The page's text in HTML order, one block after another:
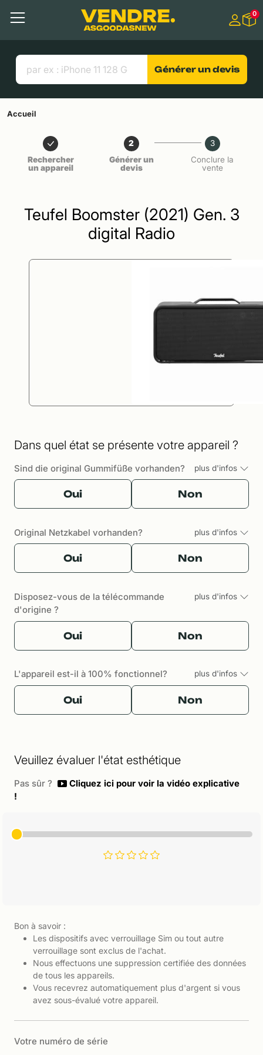
Contenu principal
Menu
Liens utiles
0
Générer un devis
Accueil
Rechercher
un appareil
2
Générer un
devis
3
Conclure la
vente
Teufel Boomster (2021) Gen. 3
digital Radio
Dans quel état se présente votre appareil ?
Sind die original Gummifüße vorhanden? plus d'infos
Oui Non
Original Netzkabel vorhanden? plus d'infos
Oui Non
Disposez-vous de la télécommande
d'origine ?
plus d'infos
Oui Non
L'appareil est-il à 100% fonctionnel? plus d'infos
Oui Non
Veuillez évaluer l'état esthétique
Pas sûr ?
Cliquez ici pour voir la vidéo explicative
!
Bon à savoir :
Les dispositifs avec verrouillage Sim ou tout autre
verrouillage sont exclus de l'achat.
Nous effectuons une suppression certifiée des données
de tous les appareils.
Vous recevrez automatiquement plus d'argent si vous
avez sous-évalué votre appareil.
Votre numéro de série